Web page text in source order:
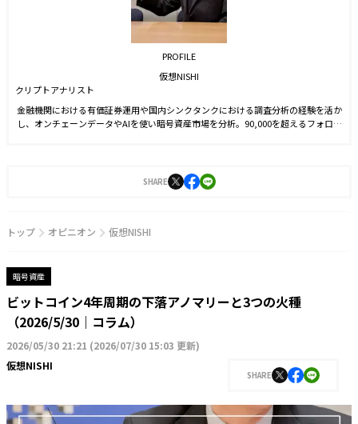
PROFILE
仮想NISHI
クリプトアナリスト
金融機関における有価証券運用や国内シンクタンクにおける調査分析の経験を活か
し、オンチェーンデータやAIを使い暗号資産市場を分析。90,000を超えるフォロワ
SHARE
トップ オピニオン 仮想NISHI
暗号資産
ビットコイン4年周期の下落アノマリーと3つの火種
（2026/5/30｜コラム）
2026/05/30 21:21 (2026/07/30 15:03 更新)
仮想NISHI
SHARE